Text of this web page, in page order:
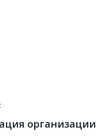
организации